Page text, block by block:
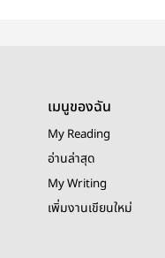
เมนูของฉัน
My Reading
อ่านล่าสุด
My Writing
เพิ่มงานเขียนใหม่